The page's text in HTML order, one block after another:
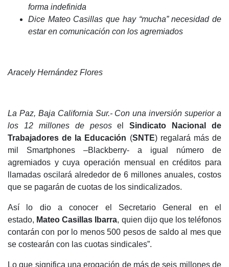
forma indefinida
Dice Mateo Casillas que hay “mucha” necesidad de
estar en comunicación con los agremiados
Aracely Hernández Flores
La Paz, Baja California Sur.- Con una inversión superior a
los 12 millones de pesoselSindicato Nacional de
Trabajadores de la Educación (SNTE) regalará más de
mil Smartphones –Blackberry- a igual número de
agremiados y cuya operación mensual en créditos para
llamadas oscilará alrededor de 6 millones anuales, costos
que se pagarán de cuotas de los sindicalizados.
Así lo dio a conocer el Secretario General en el
estado, Mateo Casillas Ibarra, quien dijo que los teléfonos
contarán con por lo menos 500 pesos de saldo al mes que
se costearán con las cuotas sindicales”.
Lo que significa una erogación de más de seis millones de